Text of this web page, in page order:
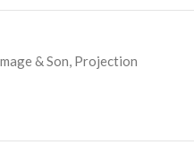
& Son, Projection